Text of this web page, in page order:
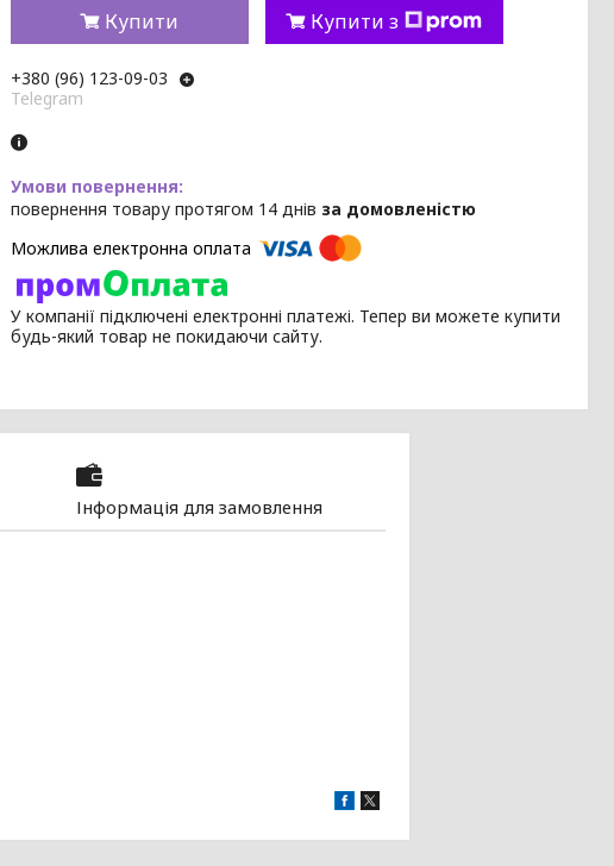
Купити Купити з
+380 (96) 123-09-03
Telegram
повернення товару протягом 14 днів за домовленістю
У компанії підключені електронні платежі. Тепер ви можете купити
будь-який товар не покидаючи сайту.
Інформація для замовлення